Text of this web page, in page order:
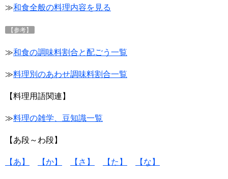
≫和食全般の料理内容を見る
【参考】
≫和食の調味料割合と配ごう一覧
≫料理別のあわせ調味料割合一覧
【料理用語関連】
≫料理の雑学、豆知識一覧
【あ段～わ段】
【あ】 【か】 【さ】 【た】 【な】